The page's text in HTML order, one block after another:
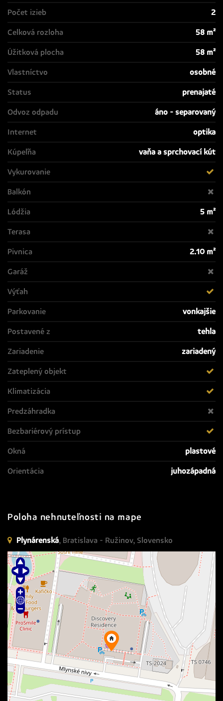
Počet izieb 2
Celková rozloha 58 m²
Úžitková plocha 58 m²
Vlastníctvo osobné
Status prenajaté
Odvoz odpadu áno - separovaný
Internet optika
Kúpeľňa vaňa a sprchovací kút
Vykurovanie
Balkón
Lódžia 5 m²
Terasa
Pivnica 2.10 m²
Garáž
Výťah
Parkovanie vonkajšie
Postavené z tehla
Zariadenie zariadený
Zateplený objekt
Klimatizácia
Predzáhradka
Bezbariérový prístup
Okná plastové
Orientácia juhozápadná
Poloha nehnuteľnosti na mape
Plynárenská, Bratislava - Ružinov, Slovensko